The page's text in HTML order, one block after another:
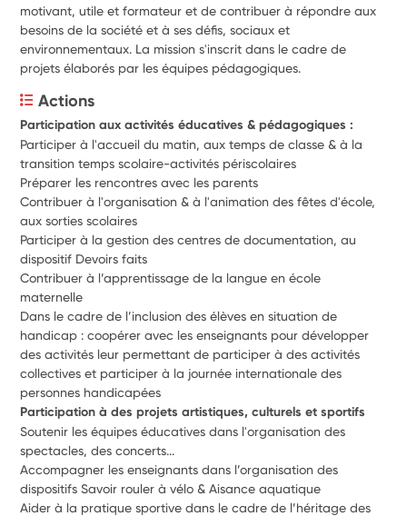
motivant, utile et formateur et de contribuer à répondre aux
besoins de la société et à ses défis, sociaux et
environnementaux. La mission s'inscrit dans le cadre de
projets élaborés par les équipes pédagogiques.
Actions
Participation aux activités éducatives & pédagogiques :
Participer à l'accueil du matin, aux temps de classe & à la
transition temps scolaire-activités périscolaires
Préparer les rencontres avec les parents
Contribuer à l'organisation & à l'animation des fêtes d'école,
Participer à la gestion des centres de documentation, au
dispositif Devoirs faits
Contribuer à l’apprentissage de la langue en école
Dans le cadre de l’inclusion des élèves en situation de
handicap : coopérer avec les enseignants pour développer
des activités leur permettant de participer à des activités
collectives et participer à la journée internationale des
personnes handicapées
Participation à des projets artistiques, culturels et sportifs
Soutenir les équipes éducatives dans l'organisation des
spectacles, des concerts...
Accompagner les enseignants dans l’organisation des
dispositifs Savoir rouler à vélo & Aisance aquatique
Aider à la pratique sportive dans le cadre de l’héritage des